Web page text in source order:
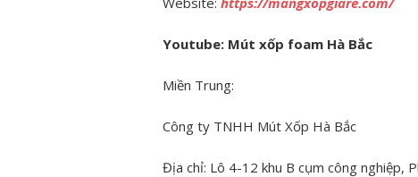
Youtube: Mút xốp foam Hà Bắc
Miền Trung:
Công ty TNHH Mút Xốp Hà Bắc
Địa chỉ: Lô 4-12 khu B cụm công nghiệp,